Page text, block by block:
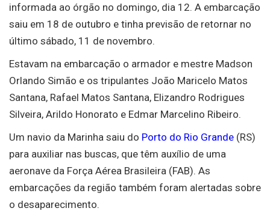
informada ao órgão no domingo, dia 12. A embarcação
saiu em 18 de outubro e tinha previsão de retornar no
último sábado, 11 de novembro.
Estavam na embarcação o armador e mestre Madson
Orlando Simão e os tripulantes João Maricelo Matos
Santana, Rafael Matos Santana, Elizandro Rodrigues
Silveira, Arildo Honorato e Edmar Marcelino Ribeiro.
Um navio da Marinha saiu do Porto do Rio Grande (RS)
para auxiliar nas buscas, que têm auxílio de uma
aeronave da Força Aérea Brasileira (FAB). As
embarcações da região também foram alertadas sobre
o desaparecimento.